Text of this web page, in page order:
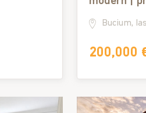
Bucium,
200,000